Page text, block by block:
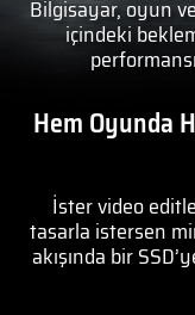
Bilgisayar, oyun
içindeki
Hem Oyunda
İster video
tasarla istersen
akışında bir